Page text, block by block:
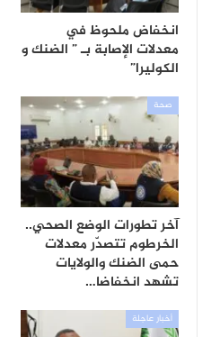
انخفاض ملحوظ في
معدلات الإصابة بـ ” الضنك و
الكوليرا”
صحة
آخر تطورات الوضع الصحي..
الخرطوم تتصدّر معدلات
حمى الضنك والولايات
تشهد انخفاضا…
أخبار عاجلة